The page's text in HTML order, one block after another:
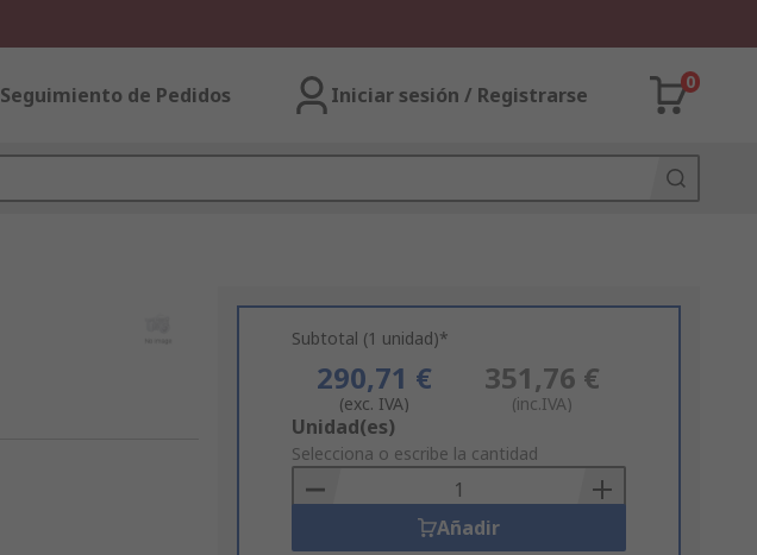
Seguimiento de Pedidos Iniciar sesión / Registrarse
0
Subtotal (1 unidad)*
290,71 €
(exc. IVA)
351,76 €
(inc.IVA)
Add
to
Basket
Unidad(es)
Selecciona o escribe la cantidad
Añadir